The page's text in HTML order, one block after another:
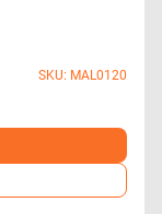
SKU: MAL0120